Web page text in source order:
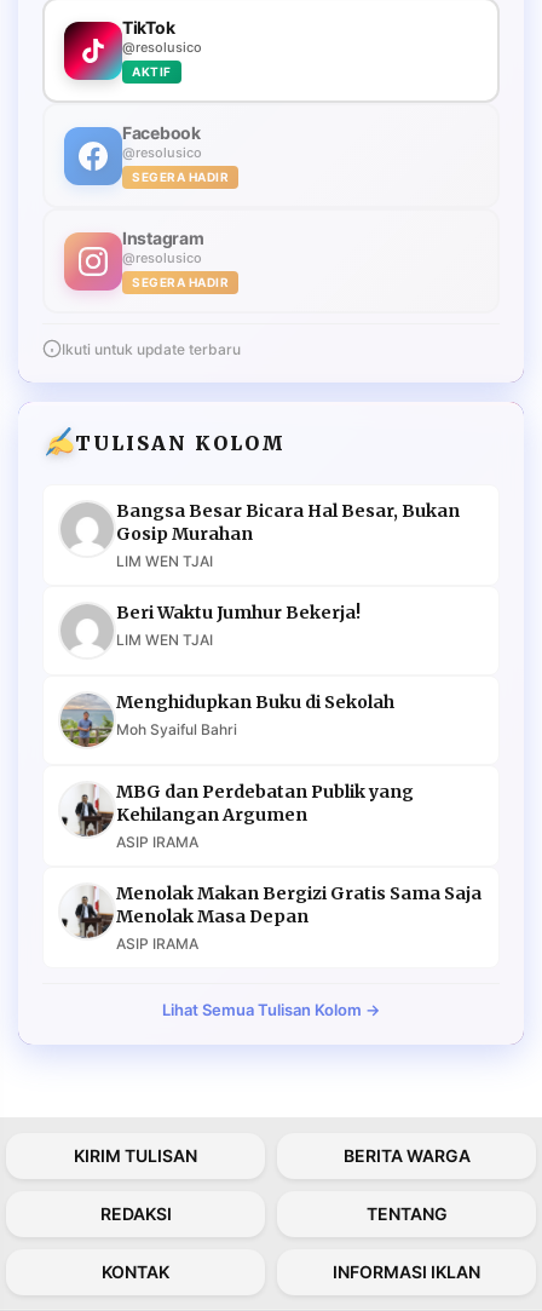
TikTok
@resolusico
AKTIF
Facebook
@resolusico
SEGERA HADIR
Instagram
@resolusico
SEGERA HADIR
Ikuti untuk update terbaru
TULISAN KOLOM
Bangsa Besar Bicara Hal Besar, Bukan
Gosip Murahan
LIM WEN TJAI
Beri Waktu Jumhur Bekerja!
LIM WEN TJAI
Menghidupkan Buku di Sekolah
Moh Syaiful Bahri
MBG dan Perdebatan Publik yang
Kehilangan Argumen
ASIP IRAMA
Menolak Makan Bergizi Gratis Sama Saja
Menolak Masa Depan
ASIP IRAMA
Lihat Semua Tulisan Kolom →
KIRIM TULISAN BERITA WARGA
REDAKSI TENTANG
KONTAK INFORMASI IKLAN